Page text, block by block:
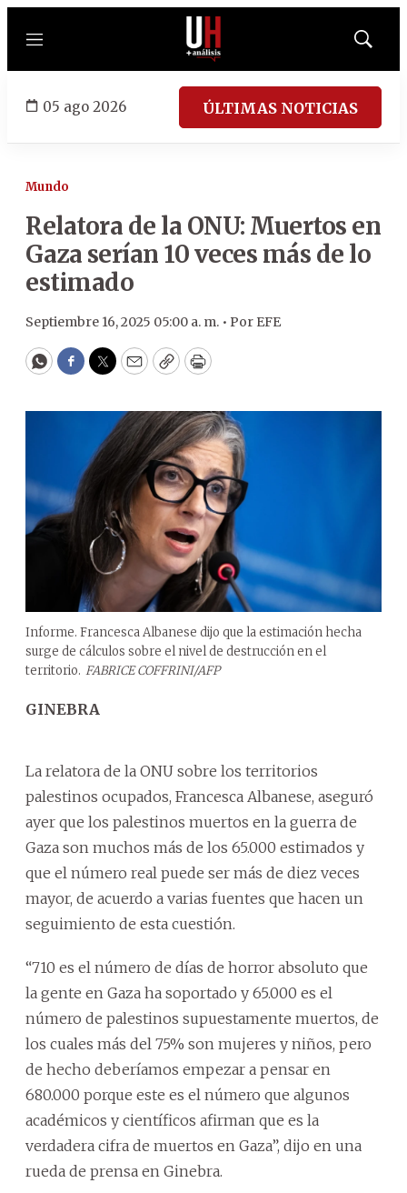
Menú
Mostrar
05 ago 2026 ÚLTIMAS NOTICIAS
Mundo
Relatora de la ONU: Muertos en
Gaza serían 10 veces más de lo
estimado
Septiembre 16, 2025 05:00 a. m. • Por EFE
WhatsApp
Facebook
Twitter
EmailCopyPrint
Informe. Francesca Albanese dijo que la estimación hecha
surge de cálculos sobre el nivel de destrucción en el
territorio. FABRICE COFFRINI/AFP
GINEBRA
La relatora de la ONU sobre los territorios
palestinos ocupados, Francesca Albanese, aseguró
ayer que los palestinos muertos en la guerra de
Gaza son muchos más de los 65.000 estimados y
que el número real puede ser más de diez veces
mayor, de acuerdo a varias fuentes que hacen un
seguimiento de esta cuestión.
“710 es el número de días de horror absoluto que
la gente en Gaza ha soportado y 65.000 es el
número de palestinos supuestamente muertos, de
los cuales más del 75% son mujeres y niños, pero
de hecho deberíamos empezar a pensar en
680.000 porque este es el número que algunos
académicos y científicos afirman que es la
verdadera cifra de muertos en Gaza”, dijo en una
rueda de prensa en Ginebra.